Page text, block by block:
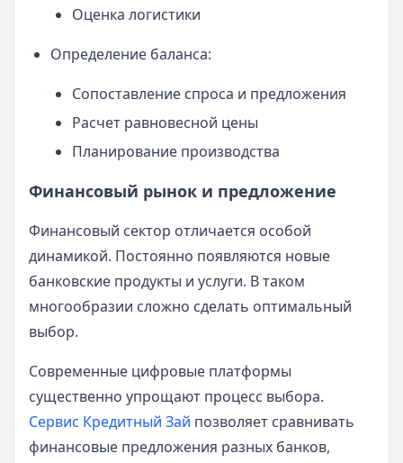
Оценка логистики
Определение баланса:
Сопоставление спроса и предложения
Расчет равновесной цены
Планирование производства
Финансовый рынок и предложение
Финансовый сектор отличается особой
динамикой. Постоянно появляются новые
банковские продукты и услуги. В таком
многообразии сложно сделать оптимальный
выбор.
Современные цифровые платформы
существенно упрощают процесс выбора.
Сервис Кредитный Зай позволяет сравнивать
финансовые предложения разных банков,